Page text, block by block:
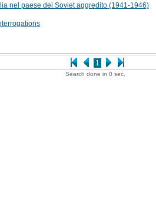
1
nel paese dei Soviet aggredito (1941-1946)
Search done in 0 sec.